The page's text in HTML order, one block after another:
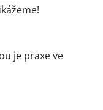
je praxe ve